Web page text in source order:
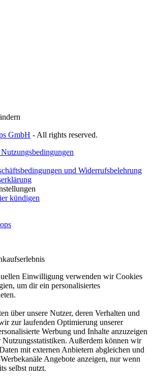
GmbH - All rights reserved.
und Widerrufsbelehrung
kündigen
Einwilligung verwenden wir Cookies
um dir ein personalisiertes
über unsere Nutzer, deren Verhalten und
zur laufenden Optimierung unserer
Werbung und Inhalte anzuzeigen
Außerdem können wir
mit externen Anbietern abgleichen und
Angebote anzeigen, nur wenn
selbst nutzt.